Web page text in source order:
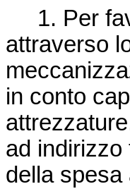
1. Per
attraverso
in conto
ad indirizzo
della spesa